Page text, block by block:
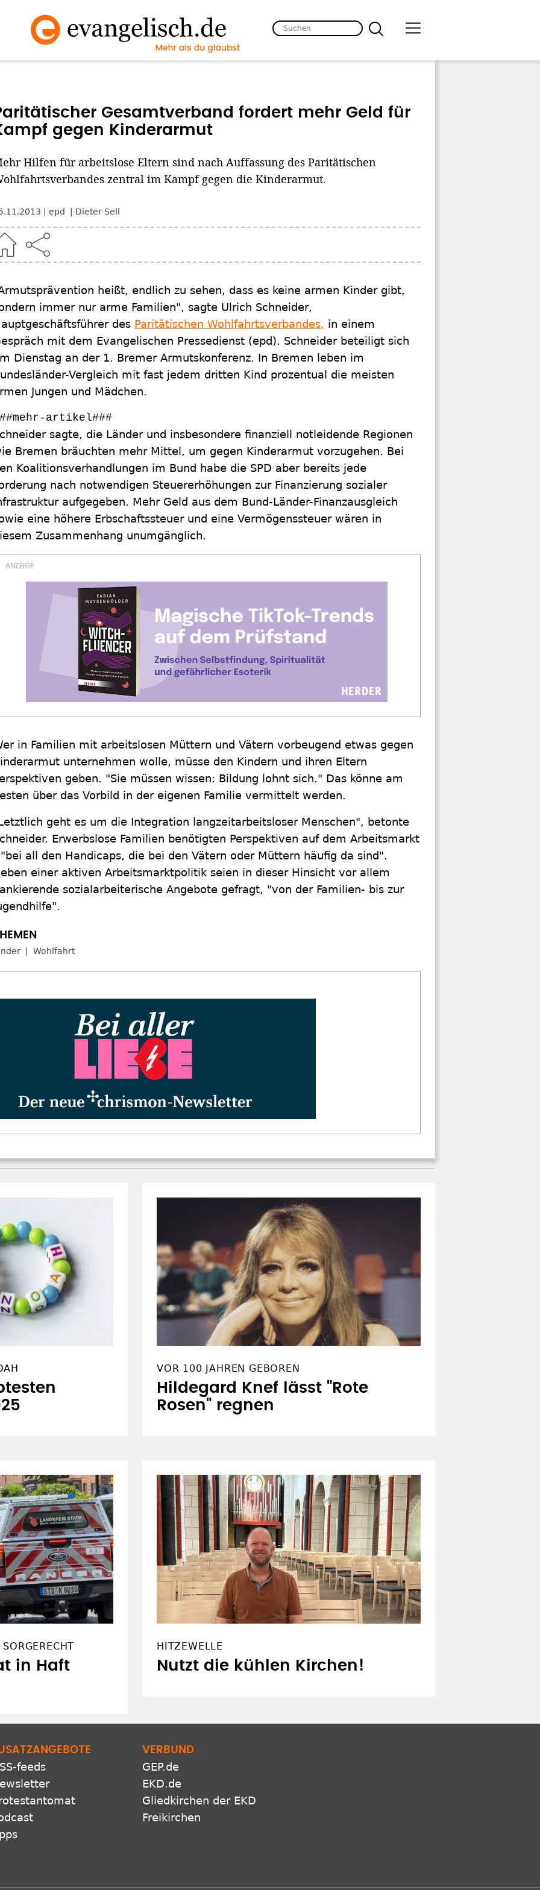
Gesamtverband fordert mehr Geld für
gegen Kinderarmut
Hilfen für arbeitslose Eltern sind nach Auffassung des Paritätischen
zentral im Kampf gegen die Kinderarmut.
epd Dieter Sell
heißt, endlich zu sehen, dass es keine armen Kinder gibt,
immer nur arme Familien", sagte Ulrich Schneider,
des Paritätischen Wohlfahrtsverbandes, in einem
mit dem Evangelischen Pressedienst (epd). Schneider beteiligt sich
Dienstag an der 1. Bremer Armutskonferenz. In Bremen leben im
Vergleich mit fast jedem dritten Kind prozentual die meisten
Jungen und Mädchen.
artikel###
sagte, die Länder und insbesondere finanziell notleidende Regionen
Bremen bräuchten mehr Mittel, um gegen Kinderarmut vorzugehen. Bei
Koalitionsverhandlungen im Bund habe die SPD aber bereits jede
nach notwendigen Steuererhöhungen zur Finanzierung sozialer
aufgegeben. Mehr Geld aus dem Bund-Länder-Finanzausgleich
eine höhere Erbschaftssteuer und eine Vermögenssteuer wären in
Zusammenhang unumgänglich.
in Familien mit arbeitslosen Müttern und Vätern vorbeugend etwas gegen
unternehmen wolle, müsse den Kindern und ihren Eltern
geben. "Sie müssen wissen: Bildung lohnt sich." Das könne am
über das Vorbild in der eigenen Familie vermittelt werden.
geht es um die Integration langzeitarbeitsloser Menschen", betonte
Erwerbslose Familien benötigten Perspektiven auf dem Arbeitsmarkt
all den Handicaps, die bei den Vätern oder Müttern häufig da sind".
einer aktiven Arbeitsmarktpolitik seien in dieser Hinsicht vor allem
sozialarbeiterische Angebote gefragt, "von der Familien- bis zur
Wohlfahrt
VOR 100 JAHREN GEBOREN
Hildegard Knef lässt "Rote
Rosen" regnen
in Haft
HITZEWELLE
Nutzt die kühlen Kirchen!
feeds
VERBUND
GEP.de
EKD.de
Gliedkirchen der EKD
Freikirchen